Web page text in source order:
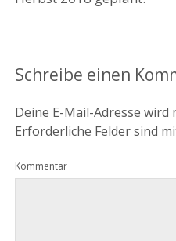
Schreibe einen
Deine E-Mail-Adresse
Erforderliche Felder sind
Kommentar